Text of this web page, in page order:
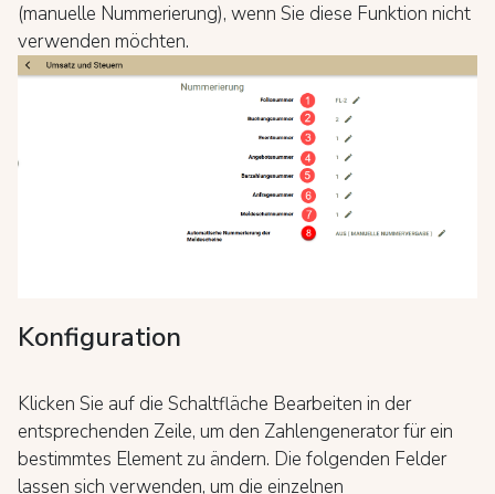
(manuelle Nummerierung), wenn Sie diese Funktion nicht
verwenden möchten.
Konfiguration
Klicken Sie auf die Schaltfläche Bearbeiten in der
entsprechenden Zeile, um den Zahlengenerator für ein
bestimmtes Element zu ändern. Die folgenden Felder
lassen sich verwenden, um die einzelnen